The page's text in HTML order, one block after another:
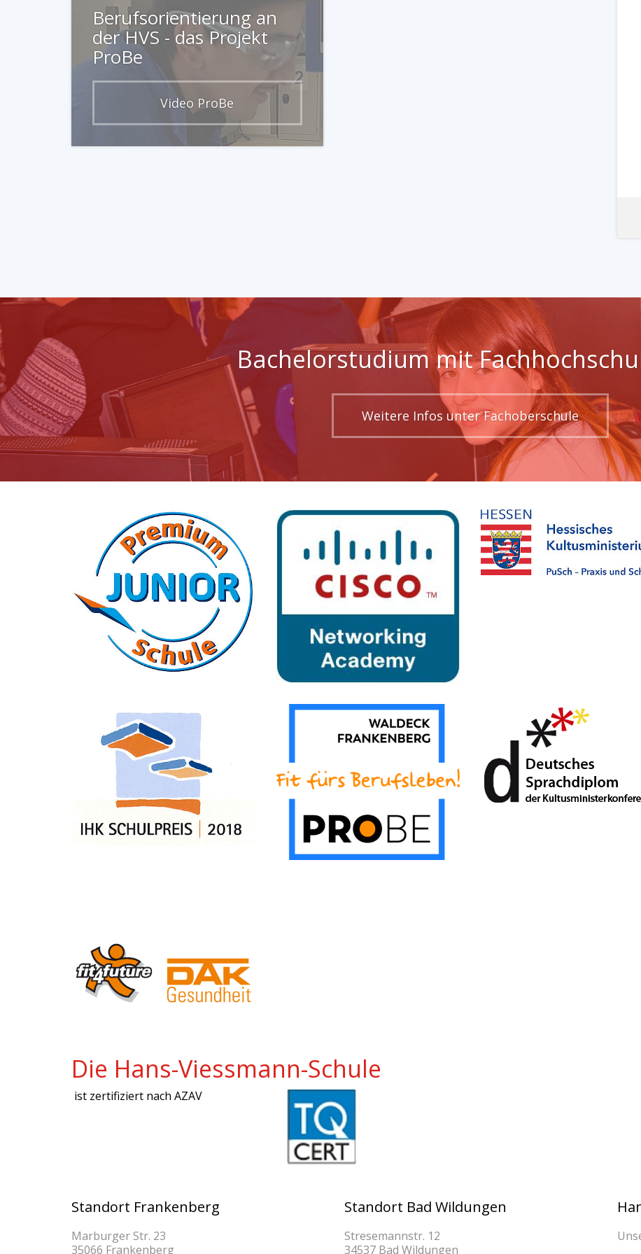
Berufsorientierung an
der HVS - das Projekt
ProBe
Video ProBe
Bachelorstudium mit
Weitere Infos unter Fachoberschule
Die Hans-Viessmann-Schule
ist zertifiziert nach AZAV
Standort Frankenberg
Marburger Str. 23
35066 Frankenberg
Standort Bad Wildungen
Stresemannstr. 12
34537 Bad Wildungen